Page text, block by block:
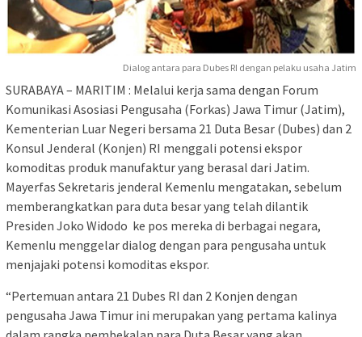
Dialog antara para Dubes RI dengan pelaku usaha Jatim
SURABAYA – MARITIM : Melalui kerja sama dengan Forum
Komunikasi Asosiasi Pengusaha (Forkas) Jawa Timur (Jatim),
Kementerian Luar Negeri bersama 21 Duta Besar (Dubes) dan 2
Konsul Jenderal (Konjen) RI menggali potensi ekspor
komoditas produk manufaktur yang berasal dari Jatim.
Mayerfas Sekretaris jenderal Kemenlu mengatakan, sebelum
memberangkatkan para duta besar yang telah dilantik
Presiden Joko Widodo ke pos mereka di berbagai negara,
Kemenlu menggelar dialog dengan para pengusaha untuk
menjajaki potensi komoditas ekspor.
“Pertemuan antara 21 Dubes RI dan 2 Konjen dengan
pengusaha Jawa Timur ini merupakan yang pertama kalinya